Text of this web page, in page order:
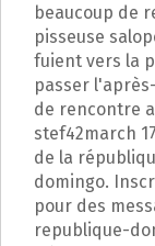
beaucoup de
pisseuse
fuient vers la
passer
de rencontre
stef42march
de la
domingo.
pour des
republique-